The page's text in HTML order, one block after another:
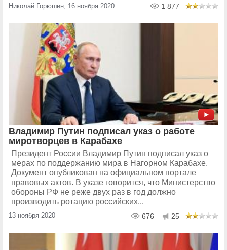
Николай Горюшин, 16 ноября 2020 1 877
Владимир Путин подписал указ о работе
миротворцев в Карабахе
Президент России Владимир Путин подписал указ о
мерах по поддержанию мира в Нагорном Карабахе.
Документ опубликован на официальном портале
правовых актов. В указе говорится, что Министерство
обороны РФ не реже двух раз в год должно
производить ротацию российских...
13 ноября 2020 676 25